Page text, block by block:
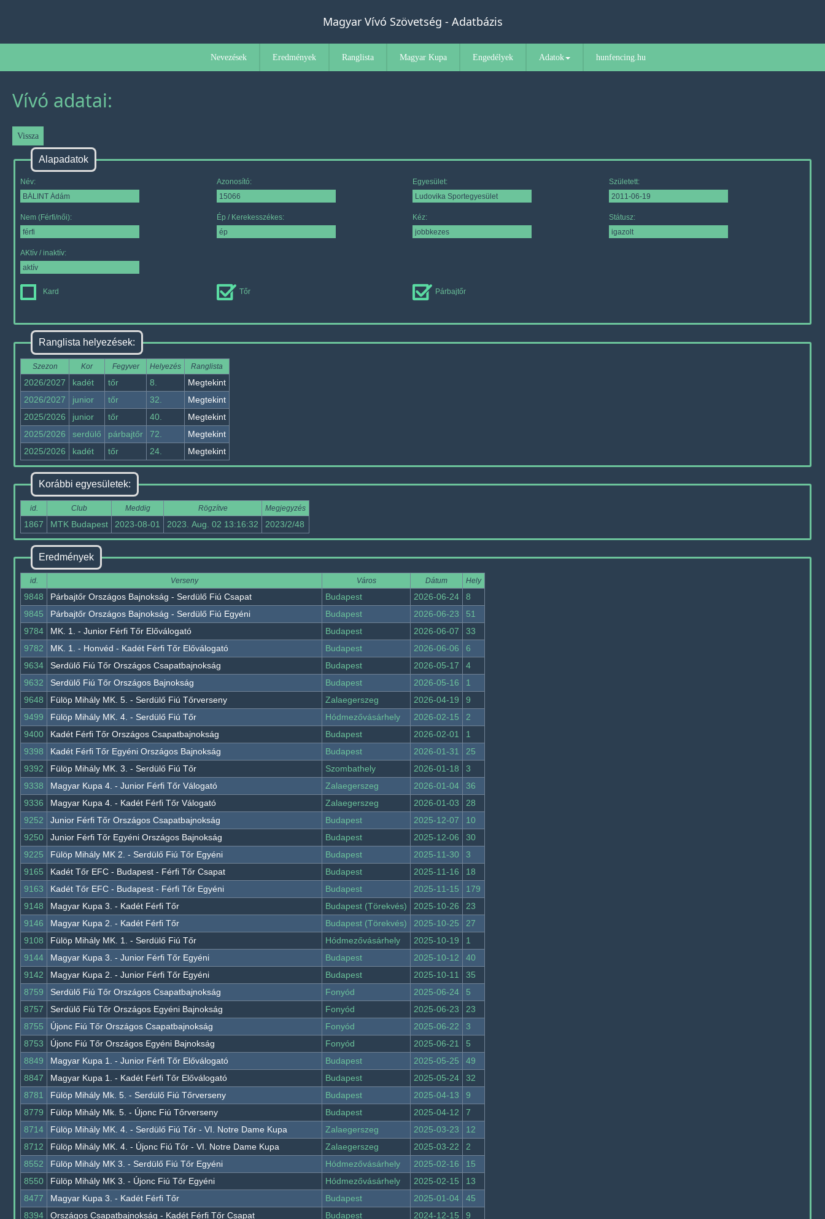
Magyar Vívó Szövetség - Adatbázis
Nevezések Eredmények Ranglista Magyar Kupa Engedélyek Adatok hunfencing.hu
Vívó adatai:
Alapadatok
Név: Azonosító: Egyesület: Született:
Nem (Férfi/női): Ép / Kerekesszékes: Kéz: Státusz:
AKtív / inaktív:
Kard Tőr Párbajtőr
Ranglista helyezések:
Szezon Kor Fegyver Helyezés Ranglista
2026/2027 kadét tőr 8.
Megtekint
2026/2027
junior tőr 32.
Megtekint
2025/2026
junior tőr 40.
Megtekint
2025/2026
serdülő párbajtőr 72.
Megtekint
2025/2026
kadét tőr 24. Megtekint
Korábbi egyesületek:
id. Club Meddig Rögzítve Megjegyzés
1867 MTK Budapest 2023-08-01 2023. Aug. 02 13:16:32 2023/2/48
Eredmények
id. Verseny Város Dátum Hely
9848 Párbajtőr Országos Bajnokság - Serdülő Fiú Csapat Budapest 2026-06-24
8
9845
Párbajtőr Országos Bajnokság - Serdülő Fiú Egyéni Budapest 2026-06-23
51
9784
MK. 1. - Junior Férfi Tőr Előválogató Budapest 2026-06-07
33
9782
MK. 1. - Honvéd - Kadét Férfi Tőr Előválogató Budapest 2026-06-06
6
9634
Serdülő Fiú Tőr Országos Csapatbajnokság Budapest 2026-05-17
4
9632
Serdülő Fiú Tőr Országos Bajnokság Budapest 2026-05-16
1
9648
Fülöp Mihály MK. 5. - Serdülő Fiú Tőrverseny Zalaegerszeg 2026-04-19
9
9499
Fülöp Mihály MK. 4. - Serdülő Fiú Tőr Hódmezővásárhely 2026-02-15
2
9400
Kadét Férfi Tőr Országos Csapatbajnokság Budapest 2026-02-01
1
9398
Kadét Férfi Tőr Egyéni Országos Bajnokság Budapest 2026-01-31
25
9392
Fülöp Mihály MK. 3. - Serdülő Fiú Tőr Szombathely 2026-01-18
3
9338
Magyar Kupa 4. - Junior Férfi Tőr Válogató Zalaegerszeg 2026-01-04
36
9336
Magyar Kupa 4. - Kadét Férfi Tőr Válogató Zalaegerszeg 2026-01-03
28
9252
Junior Férfi Tőr Országos Csapatbajnokság Budapest 2025-12-07
10
9250
Junior Férfi Tőr Egyéni Országos Bajnokság Budapest 2025-12-06
30
9225
Fülöp Mihály MK 2. - Serdülő Fiú Tőr Egyéni Budapest 2025-11-30
3
9165
Kadét Tőr EFC - Budapest - Férfi Tőr Csapat Budapest 2025-11-16
18
9163
Kadét Tőr EFC - Budapest - Férfi Tőr Egyéni Budapest 2025-11-15
179
9148
Magyar Kupa 3. - Kadét Férfi Tőr Budapest (Törekvés) 2025-10-26
23
9146
Magyar Kupa 2. - Kadét Férfi Tőr Budapest (Törekvés) 2025-10-25
27
9108
Fülöp Mihály MK. 1. - Serdülő Fiú Tőr Hódmezővásárhely 2025-10-19
1
9144
Magyar Kupa 3. - Junior Férfi Tőr Egyéni Budapest 2025-10-12
40
9142
Magyar Kupa 2. - Junior Férfi Tőr Egyéni Budapest 2025-10-11
35
8759
Serdülő Fiú Tőr Országos Csapatbajnokság Fonyód 2025-06-24
5
8757
Serdülő Fiú Tőr Országos Egyéni Bajnokság Fonyód 2025-06-23
23
8755
Újonc Fiú Tőr Országos Csapatbajnokság Fonyód 2025-06-22
3
8753
Újonc Fiú Tőr Országos Egyéni Bajnokság Fonyód 2025-06-21
5
8849
Magyar Kupa 1. - Junior Férfi Tőr Előválogató Budapest 2025-05-25
49
8847
Magyar Kupa 1. - Kadét Férfi Tőr Előválogató Budapest 2025-05-24
32
8781
Fülöp Mihály Mk. 5. - Serdülő Fiú Tőrverseny Budapest 2025-04-13
9
8779
Fülöp Mihály Mk. 5. - Újonc Fiú Tőrverseny Budapest 2025-04-12
7
8714
Fülöp Mihály MK. 4. - Serdülő Fiú Tőr - VI. Notre Dame Kupa Zalaegerszeg 2025-03-23
12
8712
Fülöp Mihály MK. 4. - Újonc Fiú Tőr - VI. Notre Dame Kupa Zalaegerszeg 2025-03-22
2
8552
Fülöp Mihály MK 3. - Serdülő Fiú Tőr Egyéni Hódmezővásárhely 2025-02-16
15
8550
Fülöp Mihály MK 3. - Újonc Fiú Tőr Egyéni Hódmezővásárhely 2025-02-15
13
8477
Magyar Kupa 3. - Kadét Férfi Tőr Budapest 2025-01-04
45
8394
Országos Csapatbajnokság - Kadét Férfi Tőr Csapat Budapest 2024-12-15
9